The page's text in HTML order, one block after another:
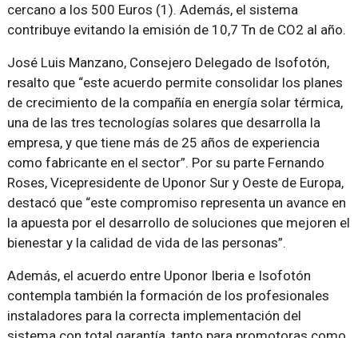
cercano a los 500 Euros (1). Además, el sistema
contribuye evitando la emisión de 10,7 Tn de CO2 al año.
José Luis Manzano, Consejero Delegado de Isofotón,
resalto que “este acuerdo permite consolidar los planes
de crecimiento de la compañía en energía solar térmica,
una de las tres tecnologías solares que desarrolla la
empresa, y que tiene más de 25 años de experiencia
como fabricante en el sector”. Por su parte Fernando
Roses, Vicepresidente de Uponor Sur y Oeste de Europa,
destacó que “este compromiso representa un avance en
la apuesta por el desarrollo de soluciones que mejoren el
bienestar y la calidad de vida de las personas”.
Además, el acuerdo entre Uponor Iberia e Isofotón
contempla también la formación de los profesionales
instaladores para la correcta implementación del